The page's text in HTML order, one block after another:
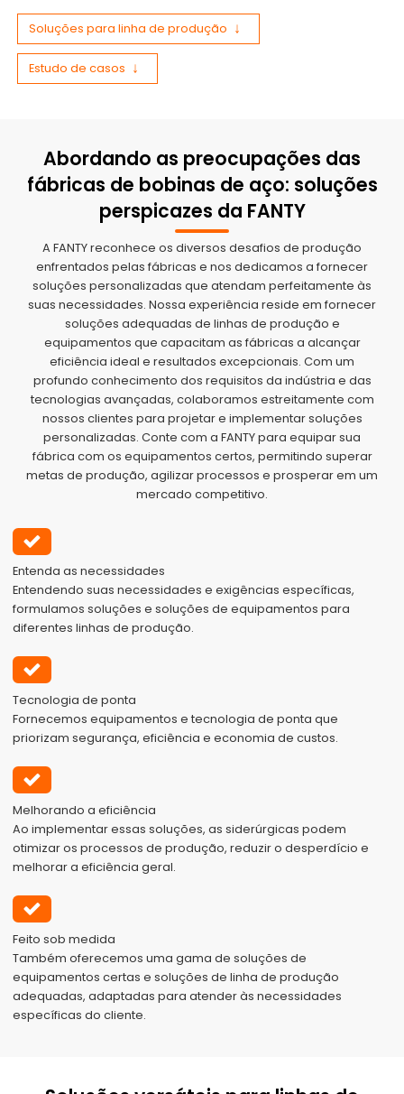
Soluções para linha de produção
Estudo de casos
Abordando as preocupações das
fábricas de bobinas de aço: soluções
perspicazes da FANTY
A FANTY reconhece os diversos desafios de produção
enfrentados pelas fábricas e nos dedicamos a fornecer
soluções personalizadas que atendam perfeitamente às
suas necessidades. Nossa experiência reside em fornecer
soluções adequadas de linhas de produção e
equipamentos que capacitam as fábricas a alcançar
eficiência ideal e resultados excepcionais. Com um
profundo conhecimento dos requisitos da indústria e das
tecnologias avançadas, colaboramos estreitamente com
nossos clientes para projetar e implementar soluções
personalizadas. Conte com a FANTY para equipar sua
fábrica com os equipamentos certos, permitindo superar
metas de produção, agilizar processos e prosperar em um
mercado competitivo.
Entenda as necessidades
Entendendo suas necessidades e exigências específicas,
formulamos soluções e soluções de equipamentos para
diferentes linhas de produção.
Tecnologia de ponta
Fornecemos equipamentos e tecnologia de ponta que
priorizam segurança, eficiência e economia de custos.
Melhorando a eficiência
Ao implementar essas soluções, as siderúrgicas podem
otimizar os processos de produção, reduzir o desperdício e
melhorar a eficiência geral.
Feito sob medida
Também oferecemos uma gama de soluções de
equipamentos certas e soluções de linha de produção
adequadas, adaptadas para atender às necessidades
específicas do cliente.